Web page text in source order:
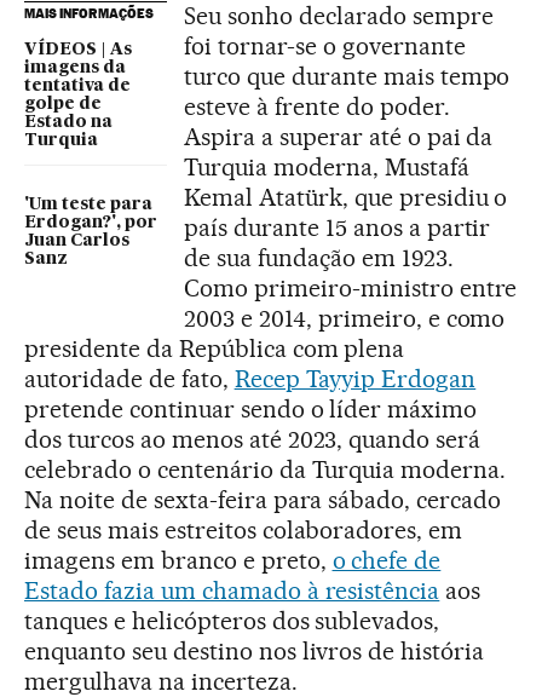
MAIS INFORMAÇÕES
VÍDEOS | As
imagens da
tentativa de
golpe de
Estado na
Turquia
'Um teste para
Erdogan?', por
Juan Carlos
Sanz
Seu sonho declarado sempre
foi tornar-se o governante
turco que durante mais tempo
esteve à frente do poder.
Aspira a superar até o pai da
Turquia moderna, Mustafá
Kemal Atatürk, que presidiu o
país durante 15 anos a partir
de sua fundação em 1923.
Como primeiro-ministro entre
2003 e 2014, primeiro, e como
presidente da República com plena
autoridade de fato, Recep Tayyip Erdogan
pretende continuar sendo o líder máximo
dos turcos ao menos até 2023, quando será
celebrado o centenário da Turquia moderna.
Na noite de sexta-feira para sábado, cercado
de seus mais estreitos colaboradores, em
imagens em branco e preto, o chefe de
Estado fazia um chamado à resistência aos
tanques e helicópteros dos sublevados,
enquanto seu destino nos livros de história
mergulhava na incerteza.